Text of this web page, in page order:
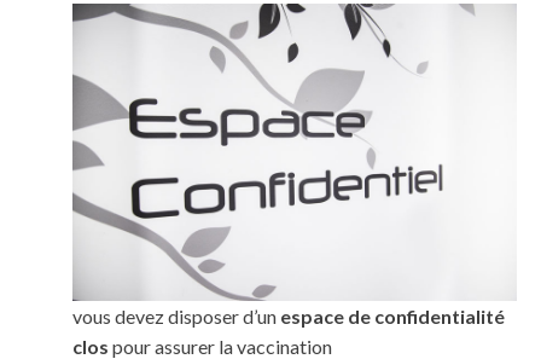
vous devez disposer d’un espace de confidentialité
clos pour assurer la vaccination